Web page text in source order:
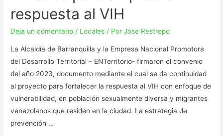
respuesta al VIH
Deja un comentario / Locales / PorJose Restrepo
La Alcaldía de Barranquilla y la Empresa Nacional Promotora
del Desarrollo Territorial – ENTerritorio- firmaron el convenio
del año 2023, documento mediante el cual se da continuidad
al proyecto para fortalecer la respuesta al VIH con enfoque de
vulnerabilidad, en población sexualmente diversa y migrantes
venezolanos que residen en la ciudad. La estrategia de
prevención …